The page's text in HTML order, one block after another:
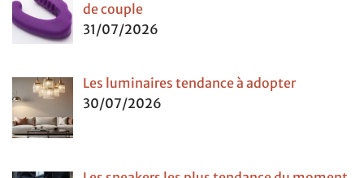
de couple
31/07/2026
Les luminaires tendance à adopter
30/07/2026